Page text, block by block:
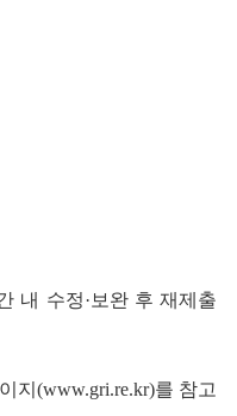
내 수정·보완 후 재제출
지(www.gri.re.kr)를 참고